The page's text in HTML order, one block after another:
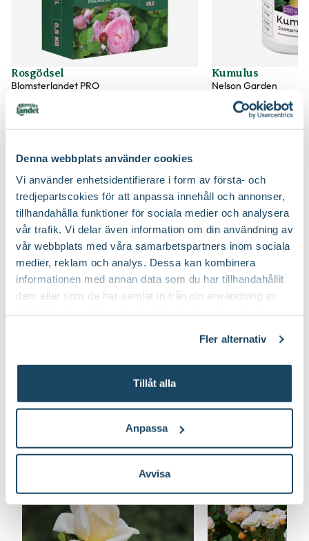
Denna webbplats använder cookies
Vi använder enhetsidentifierare i form av första- och
tredjepartscokies för att anpassa innehåll och annonser,
tillhandahålla funktioner för sociala medier och analysera
vår trafik. Vi delar även information om din användning av
vår webbplats med våra samarbetspartners inom sociala
medier, reklam och analys. Dessa kan kombinera
informationen med annan data som du har tillhandahållit
dem eller som de har samlat in från din användning av
Fler alternativ
Tillåt alla
Anpassa
Avvisa
Certifiering MPS Vad betyder märkningen?
Ursprung Kulturursprung
Art nr
Beskärningssätt Beskär ner till ca 10-15 cm över marknivå
Beskärningstid På våren
Rosgödsel
Blomsterlandet PRO
7990
Välj butik
Till Produkten
till Rosgödsel produktsida
Kumulus
Nelson Garden
299:-
Välj butik
Så här planterar du rosor